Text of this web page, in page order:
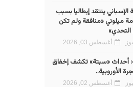
الإسباني ينتقد إيطاليا بسبب
ميلوني «منافقة ولم تكن
أغسطس 03, 2026
أحداث «سبتة» تكشف إخفاق
الأوروبية..
أغسطس 02, 2026